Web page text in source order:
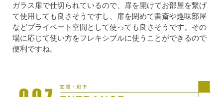
ガラス扉で仕切られているので、扉を開けてお部屋を繋げ
て使用しても良さそうですし、扉を閉めて書斎や趣味部屋
などプライベート空間として使っても良さそうです。その
場に応じて使い方をフレキシブルに使うことができるので
便利ですね。